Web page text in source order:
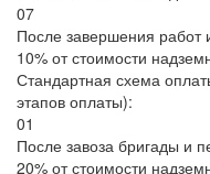
07
После завершения работ
10% от стоимости
Стандартная схема
этапов оплаты):
01
После завоза бригады и
20% от стоимости